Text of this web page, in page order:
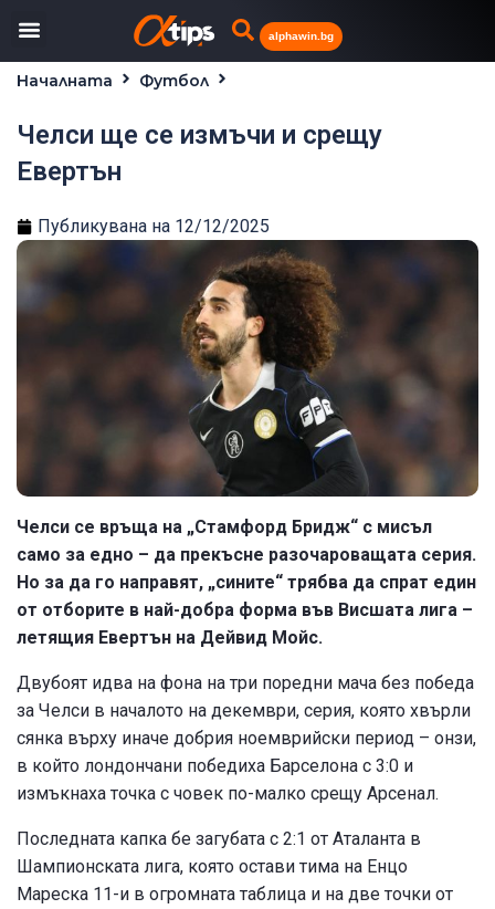
alphawin.bg
Началната
Футбол
Челси ще се измъчи и срещу
Евертън
Публикувана на 12/12/2025
Челси се връща на „Стамфорд Бридж“ с мисъл
само за едно – да прекъсне разочароващата серия.
Но за да го направят, „сините“ трябва да спрат един
от отборите в най-добра форма във Висшата лига –
летящия Евертън на Дейвид Мойс.
Двубоят идва на фона на три поредни мача без победа
за Челси в началото на декември, серия, която хвърли
сянка върху иначе добрия ноемврийски период – онзи,
в който лондончани победиха Барселона с 3:0 и
измъкнаха точка с човек по-малко срещу Арсенал.
Последната капка бе загубата с 2:1 от Аталанта в
Шампионската лига, която остави тима на Енцо
Мареска 11-и в огромната таблица и на две точки от